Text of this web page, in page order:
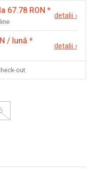
67.78 RON *
detalii ›
/ lună *
detalii ›
out